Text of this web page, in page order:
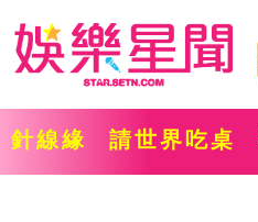
針線緣 請世界吃桌